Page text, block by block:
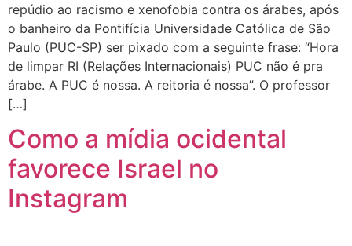
repúdio ao racismo e xenofobia contra os árabes, após
o banheiro da Pontifícia Universidade Católica de São
Paulo (PUC-SP) ser pixado com a seguinte frase: “Hora
de limpar RI (Relações Internacionais) PUC não é pra
árabe. A PUC é nossa. A reitoria é nossa”. O professor
[…]
Como a mídia ocidental
favorece Israel no
Instagram